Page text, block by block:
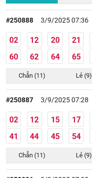
#250888 3/9/2025 07:36
02 12 20 21
60
62 64 65
Chẵn (11) Lẻ (9)
#250887 3/9/2025 07:28
02 12 15 17
41
44 45 54
Chẵn (11) Lẻ (9)